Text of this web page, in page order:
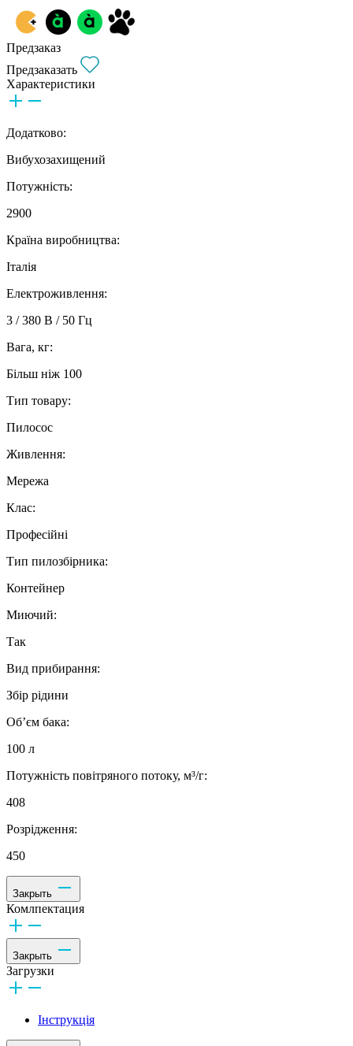
Предзаказ
Предзаказать
Характеристики
Додатково:
Вибухозахищений
Потужність:
2900
Країна виробництва:
Італія
Електроживлення:
3 / 380 В / 50 Гц
Вага, кг:
Більш ніж 100
Тип товару:
Пилосос
Живлення:
Мережа
Клас:
Професійні
Тип пилозбірника:
Контейнер
Миючий:
Так
Вид прибирання:
Збір рідини
Об’єм бака:
100 л
Потужність повітряного потоку, м³/г:
408
Розрідження:
450
Закрыть
Комлпектация
Закрыть
Загрузки
Інструкція